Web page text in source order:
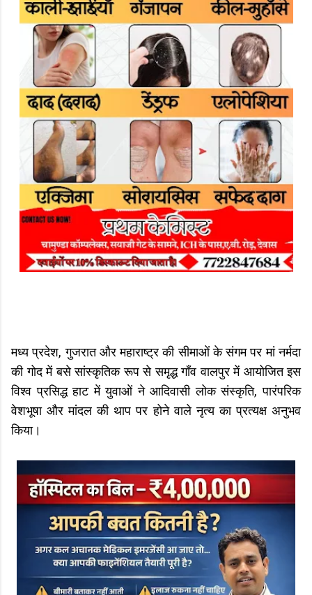
मध्य प्रदेश, गुजरात और महाराष्ट्र की सीमाओं के संगम पर मां नर्मदा
की गोद में बसे सांस्कृतिक रूप से समृद्ध गाँव वालपुर में आयोजित इस
विश्व प्रसिद्ध हाट में युवाओं ने आदिवासी लोक संस्कृति, पारंपरिक
वेशभूषा और मांदल की थाप पर होने वाले नृत्य का प्रत्यक्ष अनुभव
किया।